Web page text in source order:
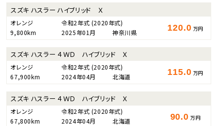
スズキ ハスラー ハイブリッド Ｘ
オレンジ 令和2年式 (2020年式)
9,800km
2025年01月 神奈川県 120.0 万円
スズキ ハスラー ４ＷＤ ハイブリッド Ｘ
オレンジ 令和2年式 (2020年式)
67,900km
2024年04月 北海道 115.0 万円
スズキ ハスラー ４ＷＤ ハイブリッド Ｘ
オレンジ 令和2年式 (2020年式)
67,800km
2024年04月 北海道 90.0 万円